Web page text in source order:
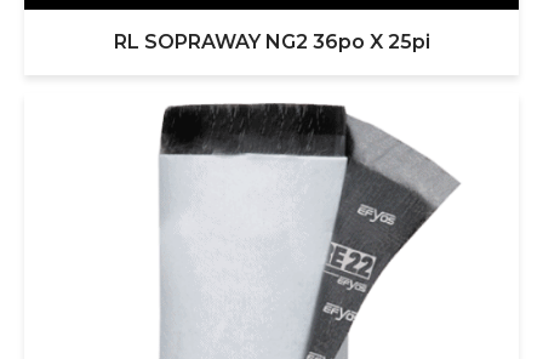
RL SOPRAWAY NG2 36po X 25pi